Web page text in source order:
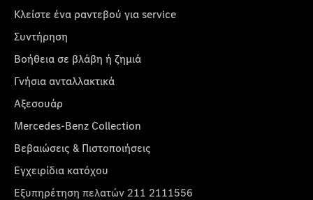
Κλείστε ένα ραντεβού για service
Συντήρηση
Βοήθεια σε βλάβη ή ζημιά
Γνήσια ανταλλακτικά
Αξεσουάρ
Mercedes-Benz Collection
Βεβαιώσεις & Πιστοποιήσεις
Εγχειρίδια κατόχου
Εξυπηρέτηση πελατών 211 2111556